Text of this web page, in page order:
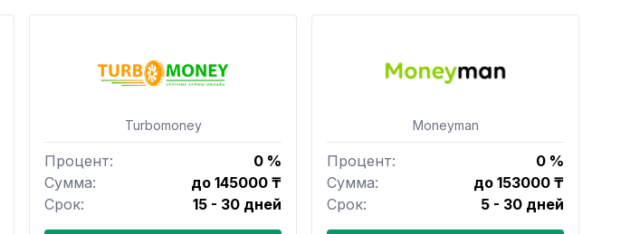
Turbomoney
Процент:
0 %
Сумма:
до 145000 ₸
Срок:
15 - 30 дней
Moneyman
Процент:
0 %
Сумма:
до 153000 ₸
Срок:
5 - 30 дней